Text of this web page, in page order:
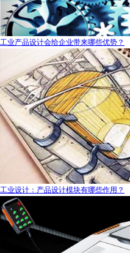
工业产品设计会给企业带来哪些优势？
工业设计：产品设计模块有哪些作用？